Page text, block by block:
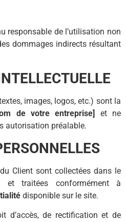
responsable de l’utilisation non
dommages indirects résultant
images, logos, etc.) sont la
de votre entreprise]
et ne
autorisation préalable.
Client sont collectées dans le
traitées conformément à
disponible sur le site.
d’accès, de rectification et de